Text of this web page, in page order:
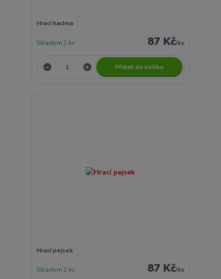
Hrací kachna
87 Kč/ks
Skladem 1 ks
Přidat do košíku
Hrací pejsek
87 Kč/ks
Skladem 1 ks